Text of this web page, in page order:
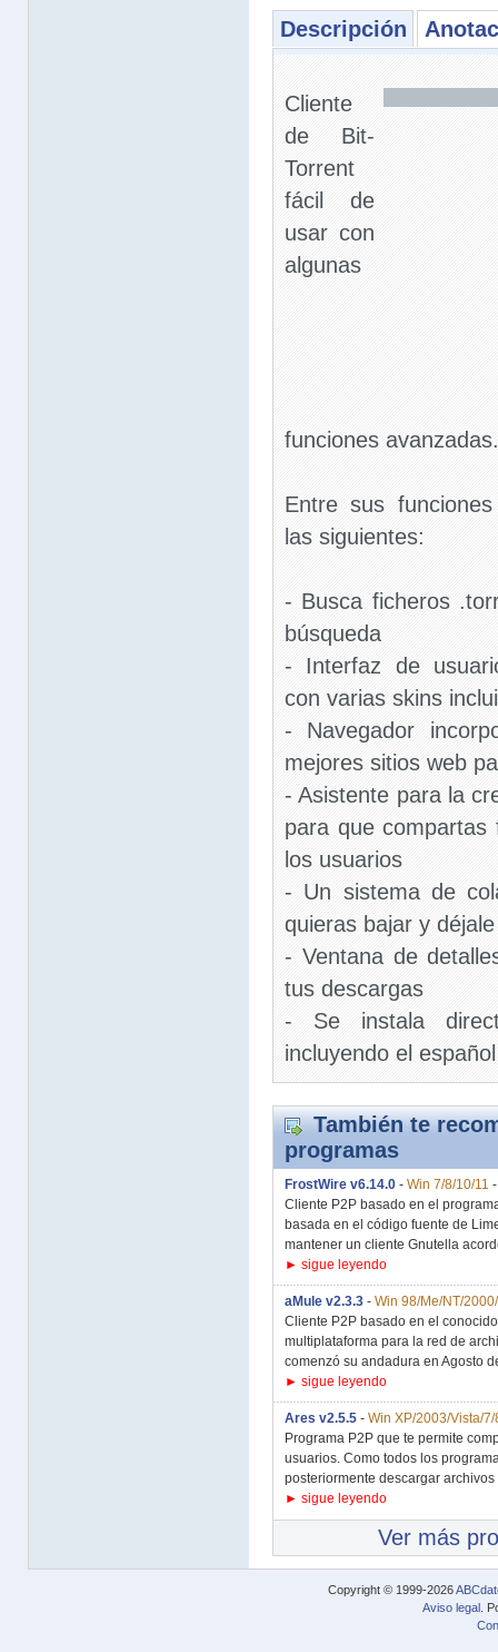
Descripción
Cliente
de Bit-
Torrent
fácil de
usar con
algunas
funciones avanzadas.
Entre sus
las siguientes:
- Busca ficheros
búsqueda
- Interfaz de
con varias skins
- Navegador
mejores sitios web
- Asistente para la
para que
los usuarios
- Un sistema de
quieras bajar y
- Ventana de
tus descargas
- Se instala
incluyendo el español
También te
programas
FrostWire v6.14.0 - Win 7/8/10/11
Cliente P2P basado en el
basada en el código fuente de
mantener un cliente Gnutella
► sigue leyendo
aMule v2.3.3 - Win 98/Me/NT/
Cliente P2P basado en el
multiplataforma para la red de
comenzó su andadura en Agosto
► sigue leyendo
Ares v2.5.5 - Win XP/2003/Vista/7/
Programa P2P que te permite
usuarios. Como todos los
posteriormente descargar
► sigue leyendo
Ver más
Copyright © 1999-2026
Aviso legal .